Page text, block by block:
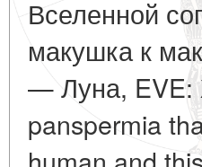
Вселенной
макушка к
— Луна, EVE:
panspermia